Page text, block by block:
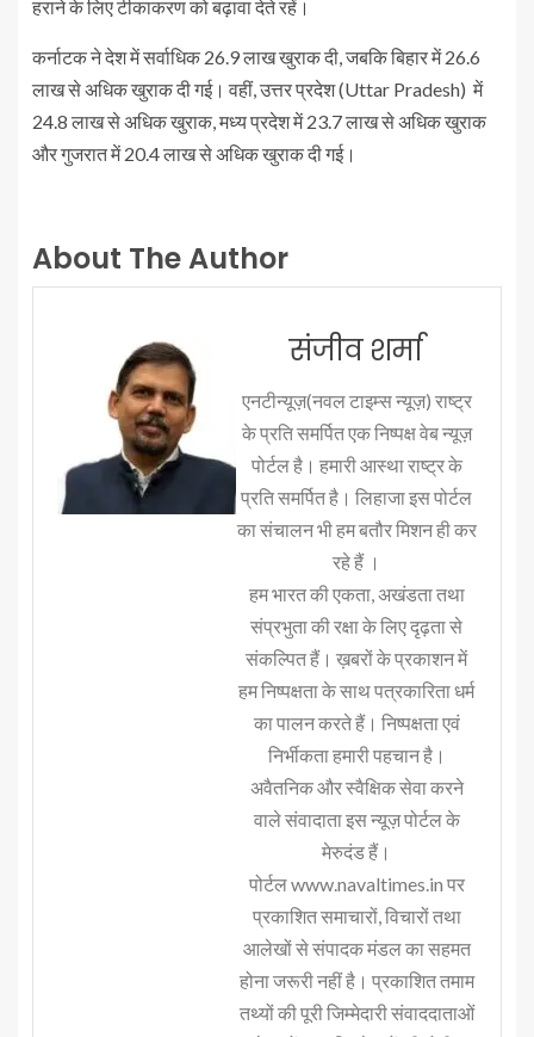
हराने के लिए टीकाकरण को बढ़ावा देते रहें।
कर्नाटक ने देश में सर्वाधिक 26.9 लाख खुराक दी, जबकि बिहार में 26.6
लाख से अधिक खुराक दी गई। वहीं, उत्तर प्रदेश (Uttar Pradesh) में
24.8 लाख से अधिक खुराक, मध्य प्रदेश में 23.7 लाख से अधिक खुराक
और गुजरात में 20.4 लाख से अधिक खुराक दी गई।
About The Author
संजीव शर्मा
एनटीन्यूज़(नवल टाइम्स न्यूज़) राष्ट्र
के प्रति समर्पित एक निष्पक्ष वेब न्यूज़
पोर्टल है। हमारी आस्था राष्ट्र के
प्रति समर्पित है। लिहाजा इस पोर्टल
का संचालन भी हम बतौर मिशन ही कर
रहे हैं ।
हम भारत की एकता, अखंडता तथा
संप्रभुता की रक्षा के लिए दृढ़ता से
संकल्पित हैं। ख़बरों के प्रकाशन में
हम निष्पक्षता के साथ पत्रकारिता धर्म
का पालन करते हैं। निष्पक्षता एवं
निर्भीकता हमारी पहचान है।
अवैतनिक और स्वैक्षिक सेवा करने
वाले संवादाता इस न्यूज़ पोर्टल के
मेरुदंड हैं।
पोर्टल www.navaltimes.in पर
प्रकाशित समाचारों, विचारों तथा
आलेखों से संपादक मंडल का सहमत
होना जरूरी नहीं है। प्रकाशित तमाम
तथ्यों की पूरी जिम्मेदारी संवाददाताओं